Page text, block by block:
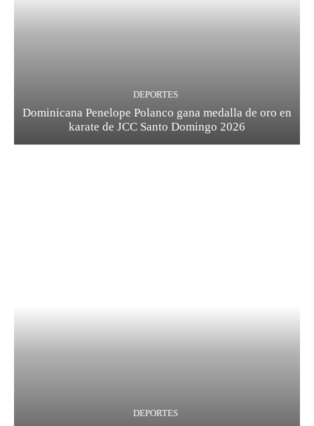
DEPORTES
Dominicana Penelope Polanco gana medalla de oro en
karate de JCC Santo Domingo 2026
DEPORTES